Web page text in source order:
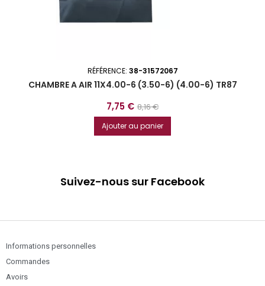
RÉFÉRENCE: 38-31572067
CHAMBRE A AIR 11X4.00-6 (3.50-6) (4.00-6) TR87
Prix
7,75 € Prix
de
base
8,16 €
Ajouter au panier
Suivez-nous sur Facebook
Informations personnelles
Commandes
Avoirs